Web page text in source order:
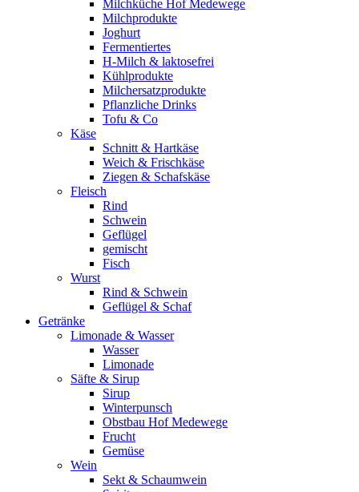
Milchküche Hof Medewege
Milchprodukte
Joghurt
Fermentiertes
H-Milch & laktosefrei
Kühlprodukte
Milchersatzprodukte
Pflanzliche Drinks
Tofu & Co
Käse
Schnitt & Hartkäse
Weich & Frischkäse
Ziegen & Schafskäse
Fleisch
Rind
Schwein
Geflügel
gemischt
Fisch
Wurst
Rind & Schwein
Geflügel & Schaf
Getränke
Limonade & Wasser
Wasser
Limonade
Säfte & Sirup
Sirup
Winterpunsch
Obstbau Hof Medewege
Frucht
Gemüse
Wein
Sekt & Schaumwein